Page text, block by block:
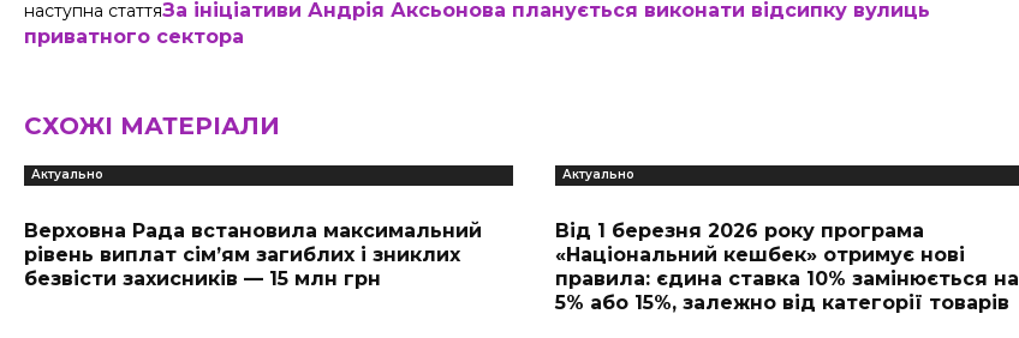
наступна статтяЗа ініціативи Андрія Аксьонова планується виконати відсипку вулиць
приватного сектора
СХОЖІ МАТЕРІАЛИ
Актуально
Верховна Рада встановила максимальний
рівень виплат сім’ям загиблих і зниклих
безвісти захисників — 15 млн грн
Актуально
Від 1 березня 2026 року програма
«Національний кешбек» отримує нові
правила: єдина ставка 10% замінюється на
5% або 15%, залежно від категорії товарів